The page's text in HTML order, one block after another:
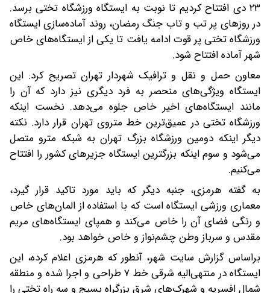
۲۳ دی افتتاح کردیم تا نوبت به ایستگاه ورزشگاه تختی برسد.
در روزهای پر تب و تاب جنگ رمضان، روند آماده‌سازی ایستگاه
ورزشگاه تختی پر قوت ادامه یافت تا یکی از ایستگاه‌های خاص
شهر آماده افتتاح شود.
معاون حمل و نقل و ترافیک شهردار تهران تصریح کرد: این
ایستگاه ویژگی‌های منحصر به فرد دیگری نیز دارد که آن را
مانند ایستگاه‌های اخیر خاص جلوه می‌دهد. نخست اینکه
ورزشگاه تختی در عمیق‌ترین خط متروی تهران قرار دارد. نکته
دیگر اینکه دومین ورزشگاه بزرگ تهران به شبکه مترو متصل
می‌شود و سوم اینکه بزرگترین ایستگاه جزیره‎ای کشور را افتتاح
می‌کنیم.
به گفته هرمزی، جنبه دیگر که باید مورد تاکید قرار گیرد،
معماری ورزشی ایستگاه است که با استفاده از المان‌های خاص
و رنگی فضای آن را خاص می‌کند و همپای ایستگاه‌های مریم
مقدس و سرباز وطن چشم‌نواز و خاص خواهد بود.
براساس گزارش سایت شهر، آنطور که هرمزی اعلام کرده، این
ایستگاه در منتهی‌الیه شرقی خط ۷ طراحی و اجرا شده و منطقه
شمال افسریه و شهرک‌های شرق بزرگراه بسیج و سه راه تختی را